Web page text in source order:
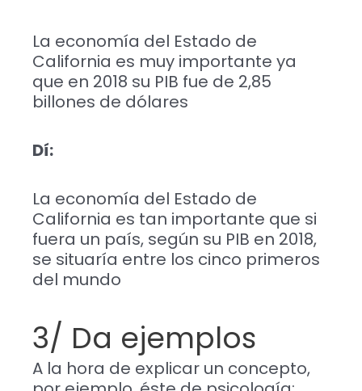
La economía del Estado de
California es muy importante ya
que en 2018 su PIB fue de 2,85
billones de dólares
Dí:
La economía del Estado de
California es tan importante que si
fuera un país, según su PIB en 2018,
se situaría entre los cinco primeros
del mundo
3/ Da ejemplos
A la hora de explicar un concepto,